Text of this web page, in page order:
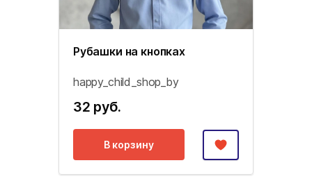
Рубашки на кнопках
happy_child_shop_by
32 руб.
В корзину